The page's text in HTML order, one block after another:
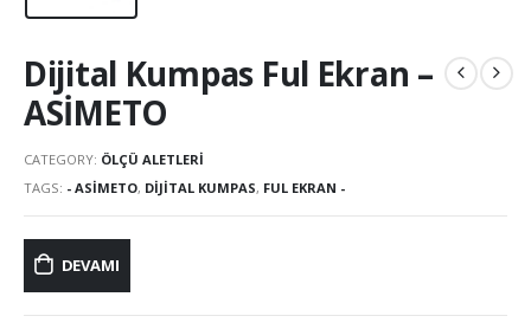
Dijital Kumpas Ful Ekran –
ASİMETO
CATEGORY: ÖLÇÜ ALETLERI
TAGS: - ASİMETO, DIJITAL KUMPAS, FUL EKRAN -
DEVAMI